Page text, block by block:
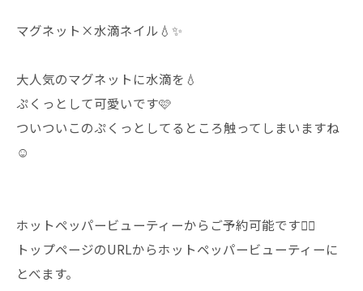
マグネット×水滴ネイル💧✨
大人気のマグネットに水滴を💧
ぷくっとして可愛いです🩷
ついついこのぷくっとしてるところ触ってしまいますね
☺️
ホットペッパービューティーからご予約可能です🙆‍♀️
トップページのURLからホットペッパービューティーに
とべます。